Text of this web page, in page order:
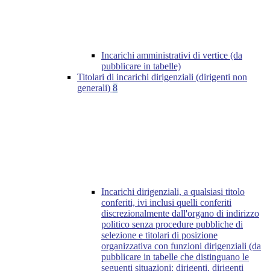
Incarichi amministrativi di vertice (da
pubblicare in tabelle)
Titolari di incarichi dirigenziali (dirigenti non
generali) 8
Incarichi dirigenziali, a qualsiasi titolo
conferiti, ivi inclusi quelli conferiti
discrezionalmente dall'organo di indirizzo
politico senza procedure pubbliche di
selezione e titolari di posizione
organizzativa con funzioni dirigenziali (da
pubblicare in tabelle che distinguano le
seguenti situazioni: dirigenti, dirigenti